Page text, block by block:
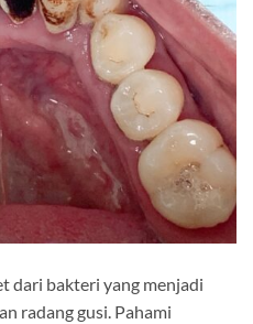
dari bakteri yang menjadi
radang gusi. Pahami